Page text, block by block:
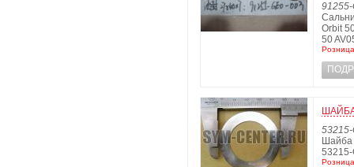
Orbit
50
ШАЙБА
Шайба